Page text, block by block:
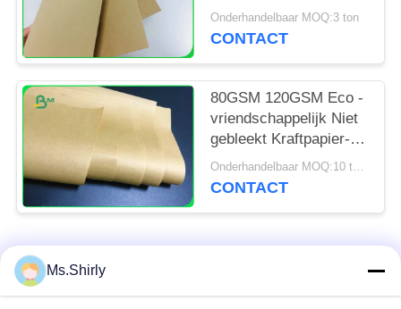
350gr 400gr Vlot
Broodje in Spoelpakket
Onderhandelbaar MOQ:3 ton
CONTACT
80GSM 120GSM Eco -
vriendschappelijk Niet
gebleekt Kraftpapier-
Document voor
Voedselpakketten
Onderhandelbaar MOQ:10 ton voor speciale grootte & 1 ton voor standaardgrootte
CONTACT
populaire categorieën
Ms.Shirly